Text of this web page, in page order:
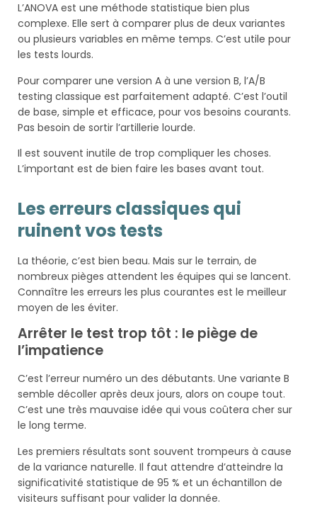
L’ANOVA est une méthode statistique bien plus
complexe. Elle sert à comparer plus de deux variantes
ou plusieurs variables en même temps. C’est utile pour
les tests lourds.
Pour comparer une version A à une version B, l’A/B
testing classique est parfaitement adapté. C’est l’outil
de base, simple et efficace, pour vos besoins courants.
Pas besoin de sortir l’artillerie lourde.
Il est souvent inutile de trop compliquer les choses.
L’important est de bien faire les bases avant tout.
Les erreurs classiques qui
ruinent vos tests
La théorie, c’est bien beau. Mais sur le terrain, de
nombreux pièges attendent les équipes qui se lancent.
Connaître les erreurs les plus courantes est le meilleur
moyen de les éviter.
Arrêter le test trop tôt : le piège de
l’impatience
C’est l’erreur numéro un des débutants. Une variante B
semble décoller après deux jours, alors on coupe tout.
C’est une très mauvaise idée qui vous coûtera cher sur
le long terme.
Les premiers résultats sont souvent trompeurs à cause
de la variance naturelle. Il faut attendre d’atteindre la
significativité statistique de 95 % et un échantillon de
visiteurs suffisant pour valider la donnée.